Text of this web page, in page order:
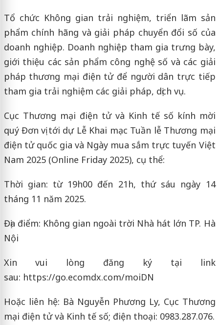
Tổ chức Không gian trải nghiệm, triển lãm sản
phẩm chính hãng và giải pháp chuyển đổi số của
doanh nghiệp. Doanh nghiệp tham gia trưng bày,
giới thiệu các sản phẩm công nghệ số và các giải
pháp thương mại điện tử để người dân trực tiếp
tham gia trải nghiệm các giải pháp, dịch vụ.
Cục Thương mại điện tử và Kinh tế số kính mời
quý Đơn vị tới dự Lễ Khai mạc Tuần lễ Thương mại
điện tử quốc gia và Ngày mua sắm trực tuyến Việt
Nam 2025 (Online Friday 2025), cụ thể:
Thời gian: từ 19h00 đến 21h, thứ sáu ngày 14
tháng 11 năm 2025.
Địa điểm: Không gian ngoài trời Nhà hát lớn TP. Hà
Nội
Xin vui lòng đăng ký tại link
sau: https://go.ecomdx.com/moiDN
Hoặc liên hệ: Bà Nguyễn Phương Ly, Cục Thương
mại điện tử và Kinh tế số; điện thoại: 0983.287.076.